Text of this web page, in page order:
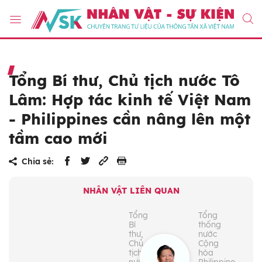
Tổng Bí thư, Chủ tịch nước Tô
Lâm: Hợp tác kinh tế Việt Nam
- Philippines cần nâng lên một
tầm cao mới
Chia sẻ:
NHÂN VẬT LIÊN QUAN
Tổng
Bí
thư,
Chủ
tịch
Tổng
thống
nước
Cộng
hòa